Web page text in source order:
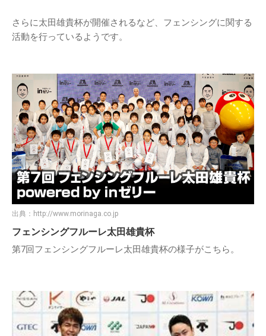
さらに太田雄貴杯が開催されるなど、フェンシングに関する
活動を行っているようです。
出典： http://www.morinaga.co.jp
フェンシングフルーレ太田雄貴杯
第7回フェンシングフルーレ太田雄貴杯の様子がこちら。